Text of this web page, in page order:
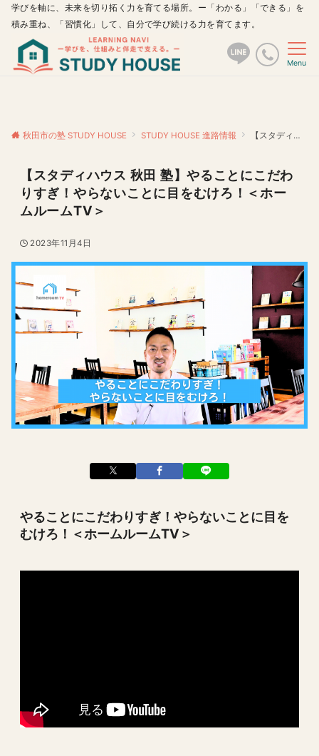
学びを軸に、未来を切り拓く力を育てる場所。ー「わかる」「できる」を
積み重ね、「習慣化」して、自分で学び続ける力を育てます。
Menu
秋田市の塾 STUDY HOUSE STUDY HOUSE 進路情報 【スタディハウス 秋田 塾】やることにこだわりすぎ！やらないことに目をむけろ！＜ホームルームTV＞
【スタディハウス 秋田 塾】やることにこだわ
りすぎ！やらないことに目をむけろ！＜ホー
ムルームTV＞
2023年11月4日
やることにこだわりすぎ！やらないことに目を
むけろ！＜ホームルームTV＞